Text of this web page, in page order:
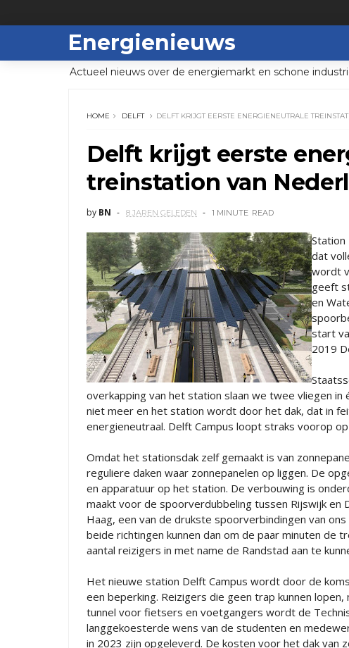
Energienieuws
Actueel nieuws over de energiemarkt en schone
HOME DELFT DELFT KRIJGT EERSTE ENERGIENEUTRALE
Delft krijgt eerste
treinstation van
by BN 8 JAREN GELEDEN 1 MINUTE READ
dat
wordt
geeft
en
start
2019
overkapping van het station slaan we twee vliegen
niet meer en het station wordt door het dak, dat in
energieneutraal. Delft Campus loopt straks voorop
Omdat het stationsdak zelf gemaakt is van
reguliere daken waar zonnepanelen op liggen. De
en apparatuur op het station. De verbouwing is
maakt voor de spoorverdubbeling tussen Rijswijk en
Haag, een van de drukste spoorverbindingen van
beide richtingen kunnen dan om de paar minuten de
aantal reizigers in met name de Randstad aan te
Het nieuwe station Delft Campus wordt door de
een beperking. Reizigers die geen trap kunnen
tunnel voor fietsers en voetgangers wordt de
langgekoesterde wens van de studenten en
in 2023 zijn opgeleverd. De kosten voor het dak van